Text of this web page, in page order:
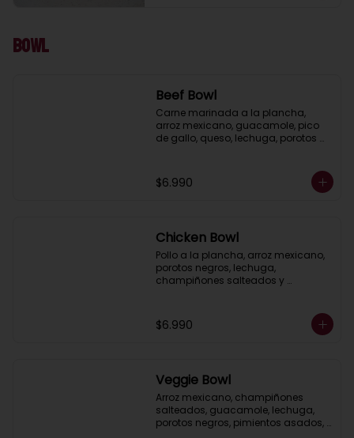
Bowl
Beef Bowl
Carne marinada a la plancha,
arroz mexicano, guacamole, pico
de gallo, queso, lechuga, porotos
$6.990
Chicken Bowl
Pollo a la plancha, arroz mexicano,
porotos negros, lechuga,
champiñones salteados y
$6.990
Veggie Bowl
Arroz mexicano, champiñones
salteados, guacamole, lechuga,
porotos negros, pimientos asados,